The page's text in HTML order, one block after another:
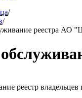
/
/
реестра АО
реестр